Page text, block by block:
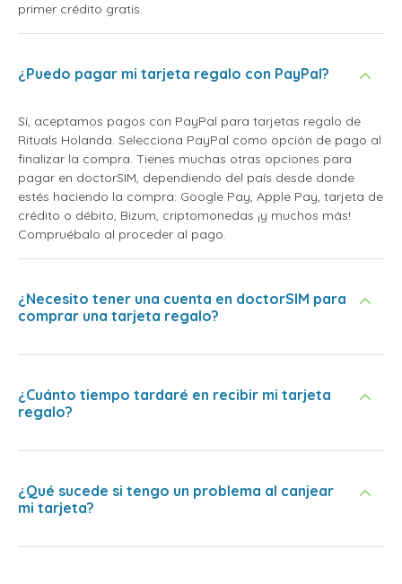
primer crédito gratis.
¿Puedo pagar mi tarjeta regalo con PayPal?
Sí, aceptamos pagos con PayPal para tarjetas regalo de
Rituals Holanda. Selecciona PayPal como opción de pago al
finalizar la compra. Tienes muchas otras opciones para
pagar en doctorSIM, dependiendo del país desde donde
estés haciendo la compra: Google Pay, Apple Pay, tarjeta de
crédito o débito, Bizum, criptomonedas ¡y muchos más!
Compruébalo al proceder al pago.
¿Necesito tener una cuenta en doctorSIM para
comprar una tarjeta regalo?
¿Cuánto tiempo tardaré en recibir mi tarjeta
regalo?
¿Qué sucede si tengo un problema al canjear
mi tarjeta?